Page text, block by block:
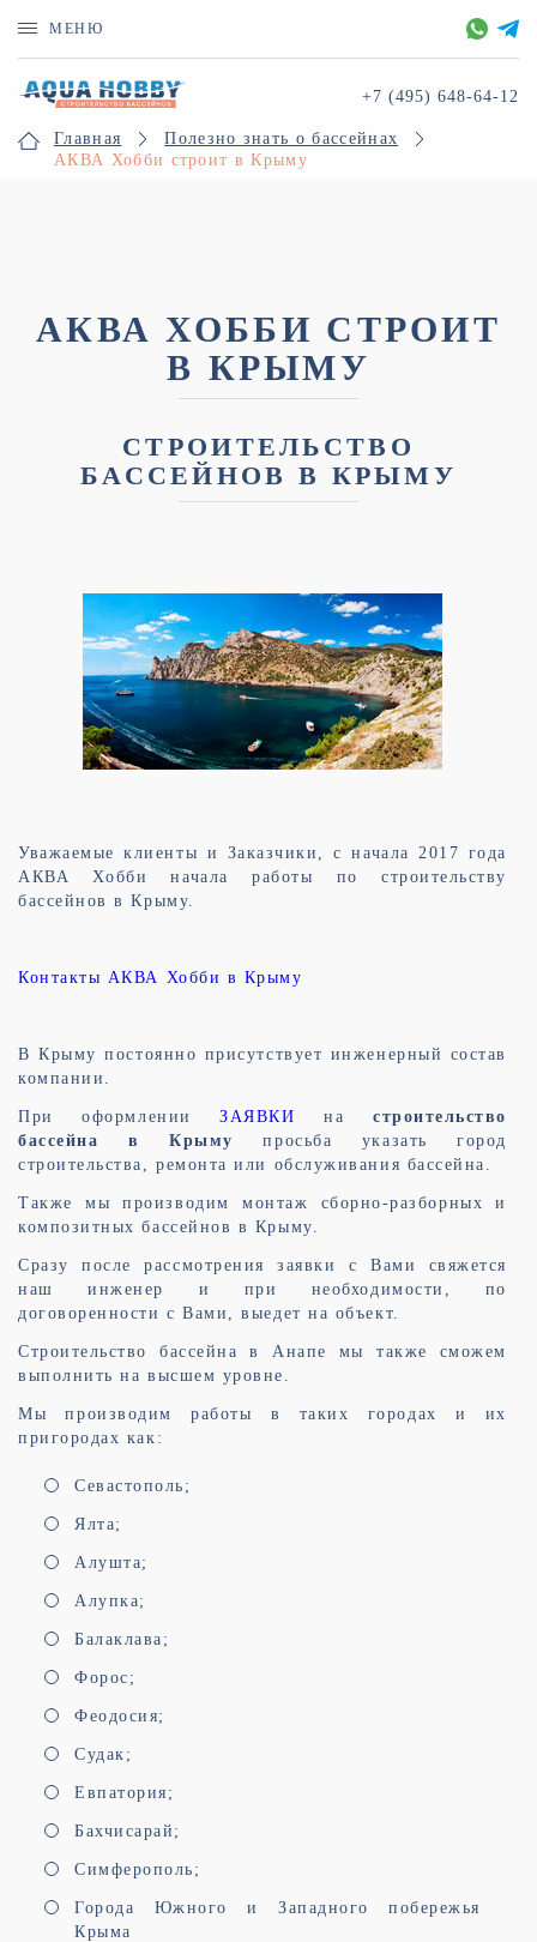
МЕНЮ
+7 (495) 648-64-12
Главная
Полезно знать о бассейнах
АКВА Хобби строит в Крыму
АКВА ХОББИ СТРОИТ
В КРЫМУ
СТРОИТЕЛЬСТВО
БАССЕЙНОВ В КРЫМУ
Уважаемые клиенты и Заказчики, с начала 2017 года
АКВА Хобби начала работы по строительству
бассейнов в Крыму.
Контакты АКВА Хобби в Крыму
В Крыму постоянно присутствует инженерный состав
компании.
При оформленииЗАЯВКИ на строительство
бассейна в Крымупросьба указать город
строительства, ремонта или обслуживания бассейна.
Также мы производим монтаж сборно-разборных и
композитных бассейнов в Крыму.
Сразу после рассмотрения заявки с Вами свяжется
наш инженер и при необходимости, по
договоренности с Вами, выедет на объект.
Строительство бассейна в Анапе мы также сможем
выполнить на высшем уровне.
Мы производим работы в таких городах и их
пригородах как:
Севастополь;
Ялта;
Алушта;
Алупка;
Балаклава;
Форос;
Феодосия;
Судак;
Евпатория;
Бахчисарай;
Симферополь;
Города Южного и Западного побережья
Крыма